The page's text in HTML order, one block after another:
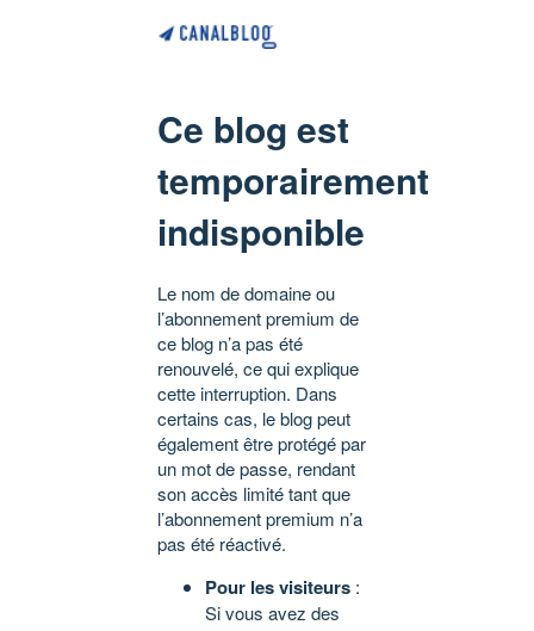
Ce blog est
temporairement
indisponible
Le nom de domaine ou
l’abonnement premium de
ce blog n’a pas été
renouvelé, ce qui explique
cette interruption. Dans
certains cas, le blog peut
également être protégé par
un mot de passe, rendant
son accès limité tant que
l’abonnement premium n’a
pas été réactivé.
Pour les visiteurs :
Si vous avez des